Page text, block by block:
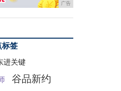
广告
标签
进关键
谷品新约